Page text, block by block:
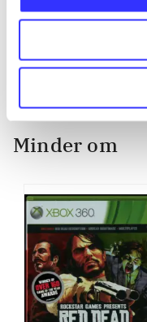
...
Minder om